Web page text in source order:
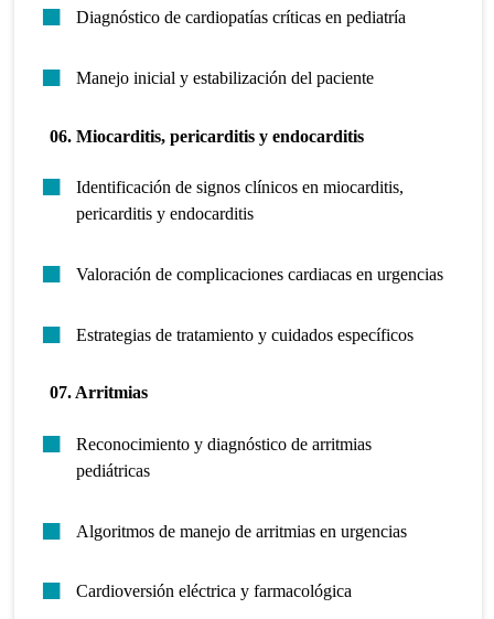
Diagnóstico de cardiopatías críticas en pediatría
Manejo inicial y estabilización del paciente
06. Miocarditis, pericarditis y endocarditis
Identificación de signos clínicos en miocarditis,
pericarditis y endocarditis
Valoración de complicaciones cardiacas en urgencias
Estrategias de tratamiento y cuidados específicos
07. Arritmias
Reconocimiento y diagnóstico de arritmias
pediátricas
Algoritmos de manejo de arritmias en urgencias
Cardioversión eléctrica y farmacológica